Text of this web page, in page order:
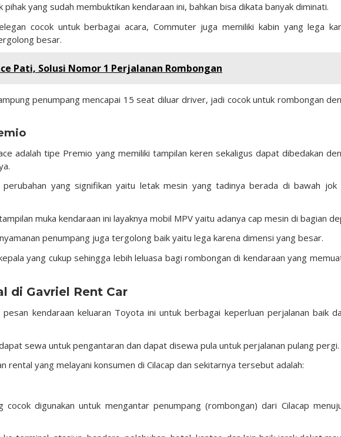
pihak yang sudah membuktikan kendaraan ini, bahkan bisa dikata banyak diminati.
cocok untuk berbagai acara, Commuter juga memiliki kabin yang lega
besar.
Pati, Solusi Nomor 1 Perjalanan Rombongan
penumpang mencapai 15 seat diluar driver, jadi cocok untuk rombongan
adalah tipe Premio yang memiliki tampilan keren sekaligus dapat dibedakan
yang signifikan yaitu letak mesin yang tadinya berada di bawah jok
muka kendaraan ini layaknya mobil MPV yaitu adanya cap mesin di bagian
penumpang juga tergolong baik yaitu lega karena dimensi yang besar.
yang cukup sehingga lebih leluasa bagi rombongan di kendaraan yang
di Gavriel Rent Car
pesan kendaraan keluaran Toyota ini untuk berbagai keperluan perjalanan baik
sewa untuk pengantaran dan dapat disewa pula untuk perjalanan pulang pergi.
rental yang melayani konsumen di Cilacap dan sekitarnya tersebut adalah:
cocok digunakan untuk mengantar penumpang (rombongan) dari Cilacap